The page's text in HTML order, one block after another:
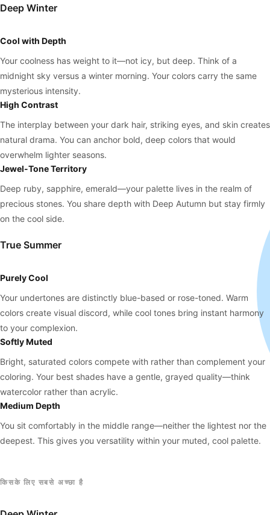
Deep Winter
Cool with Depth
Your coolness has weight to it—not icy, but deep. Think of a
midnight sky versus a winter morning. Your colors carry the same
mysterious intensity.
High Contrast
The interplay between your dark hair, striking eyes, and skin creates
natural drama. You can anchor bold, deep colors that would
overwhelm lighter seasons.
Jewel-Tone Territory
Deep ruby, sapphire, emerald—your palette lives in the realm of
precious stones. You share depth with Deep Autumn but stay firmly
on the cool side.
True Summer
Purely Cool
Your undertones are distinctly blue-based or rose-toned. Warm
colors create visual discord, while cool tones bring instant harmony
to your complexion.
Softly Muted
Bright, saturated colors compete with rather than complement your
coloring. Your best shades have a gentle, grayed quality—think
watercolor rather than acrylic.
Medium Depth
You sit comfortably in the middle range—neither the lightest nor the
deepest. This gives you versatility within your muted, cool palette.
किसके लिए सबसे अच्छा है